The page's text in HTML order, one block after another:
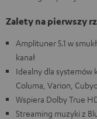
Zalety na pierwszy
Amplituner 5.1 w
kanał
Idealny dla systemów
Columa, Varion,
Wspiera Dolby True
Streaming muzyki z